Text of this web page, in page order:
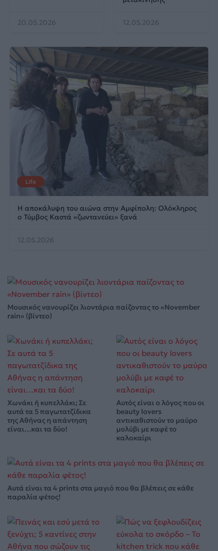
20.05.2026 12.05.2026
Life
Η αποκάλυψη του αιώνα στην Αμφίπολη: Ολόκληρος
ο Τύμβος Καστά «ζωντανεύει» ξανά
12.05.2026
Μουσικός νανουρίζει λιοντάρια παίζοντας το «November
rain» (βίντεο)
Χωνάκι ή κυπελλάκι; Σε
αυτά τα 5 παγωτατζίδικα
της Αθήνας η απάντηση
είναι…και τα δύο!
Αυτός είναι ο λόγος που οι
beauty lovers
αντικαθιστούν το μαύρο
μολύβι με καφέ το
καλοκαίρι
Αυτά είναι τα 4 prints στα μαγιό που θα βλέπεις σε κάθε
παραλία φέτος!